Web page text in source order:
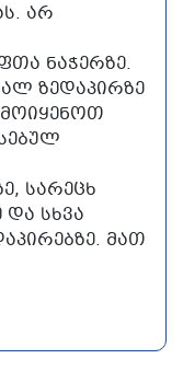
ᲐᲠ
ᲜᲐᲭᲔᲠᲖᲔ.
ᲖᲔᲓᲐᲞᲘᲠᲖᲔ
ᲡᲐᲠᲔᲪᲮ
ᲓᲐ ᲡᲮᲕᲐ
ᲛᲐᲗ